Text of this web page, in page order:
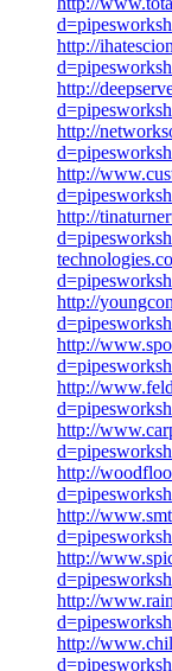
http://
http://
http://
http://
http://
http://
http://
http://
http://
http://
http://
http://
http://
http://